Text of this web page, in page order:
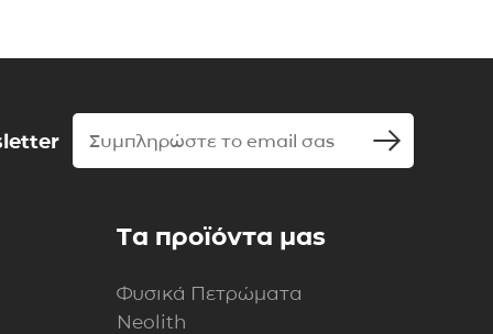
Τα προϊόντα μας
Φυσικά Πετρώματα
Neolith